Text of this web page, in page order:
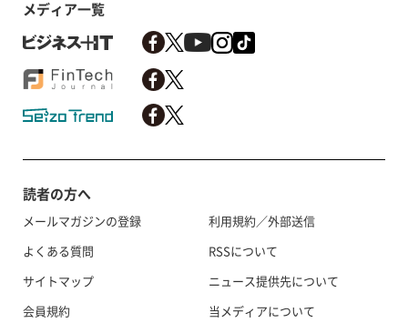
メディア一覧
読者の方へ
メールマガジンの登録
よくある質問
サイトマップ
会員規約
利用規約／外部送信
RSSについて
ニュース提供先について
当メディアについて